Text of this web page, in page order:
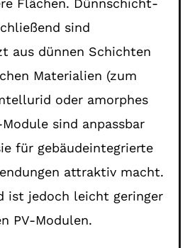
Flächen. Dünnschicht-
sind
aus dünnen Schichten
Materialien (zum
oder amorphes
sind anpassbar
für gebäudeintegrierte
attraktiv macht.
ist jedoch leicht geringer
PV-Modulen.